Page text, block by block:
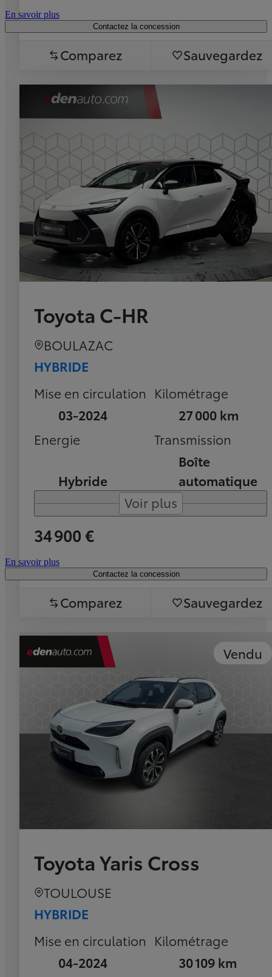
En savoir plus
Contactez la concession
Comparez Sauvegardez
Toyota C-HR
BOULAZAC
HYBRIDE
Mise en circulation
03-2024
Kilométrage
27 000 km
Energie
Hybride
Transmission
Boîte
automatique
Voir plus
34 900 €
En savoir plus
Contactez la concession
Comparez Sauvegardez
Vendu
Toyota Yaris Cross
TOULOUSE
HYBRIDE
Mise en circulation
04-2024
Kilométrage
30 109 km